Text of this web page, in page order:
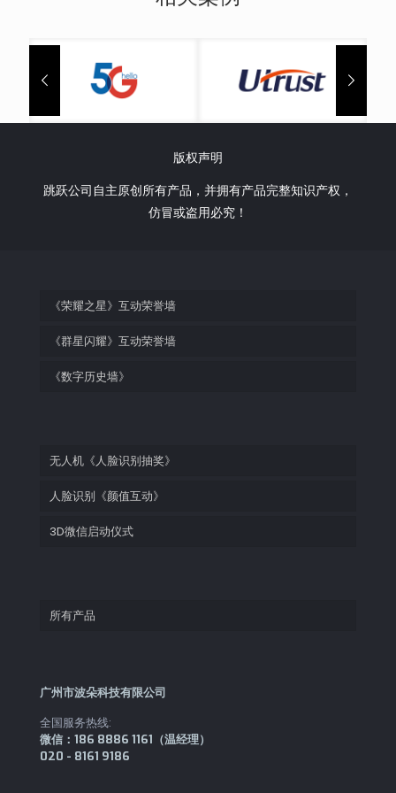
版权声明
跳跃公司自主原创所有产品，并拥有产品完整知识产权，
仿冒或盗用必究！
《荣耀之星》互动荣誉墙
《群星闪耀》互动荣誉墙
《数字历史墙》
无人机《人脸识别抽奖》
人脸识别《颜值互动》
3D微信启动仪式
所有产品
广州市波朵科技有限公司
全国服务热线:
微信：186 8886 1161（温经理）
020 - 8161 9186